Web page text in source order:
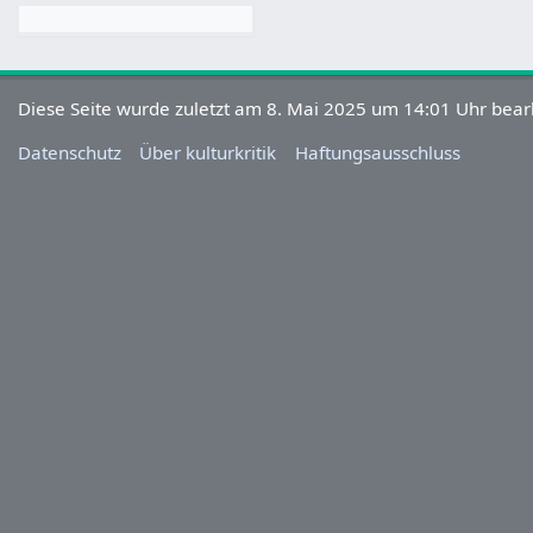
Diese Seite wurde zuletzt am 8. Mai 2025 um 14:01 Uhr
Datenschutz
Über kulturkritik Haftungsausschluss